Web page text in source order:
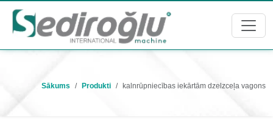
Sākums Produkti kalnrūpniecības iekārtām dzelzceļa vagons